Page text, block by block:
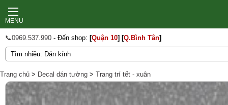
MENU
📞0969.537.990 - Đến shop: [Quận 10] [Q.Bình Tân]
Trang chủ > Decal dán tường > Trang trí tết - xuân